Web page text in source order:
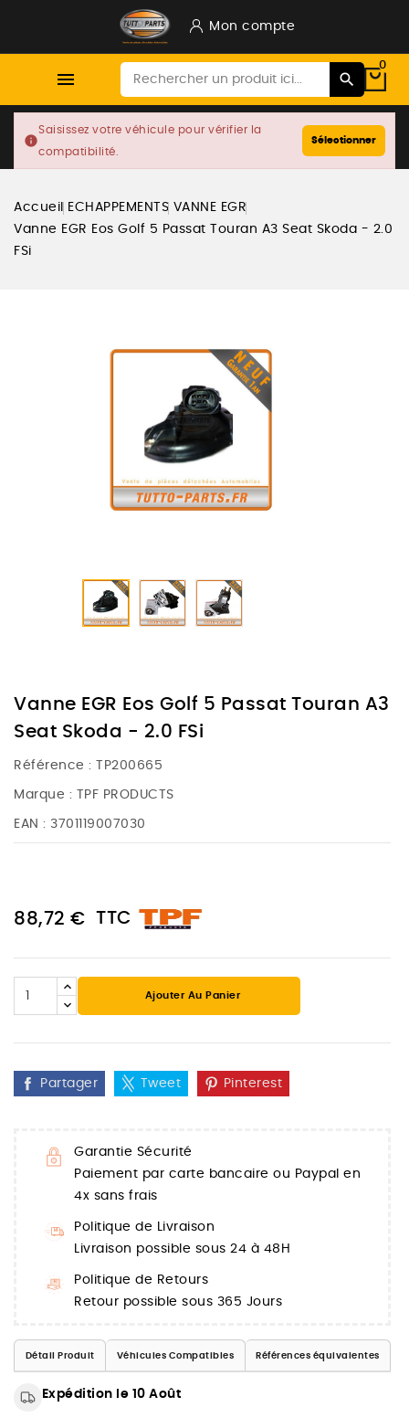
Mon compte

0
info
Saisissez votre véhicule pour vérifier la
compatibilité.
Sélectionner
Accueil ECHAPPEMENTS VANNE EGR
Vanne EGR Eos Golf 5 Passat Touran A3 Seat Skoda - 2.0
FSi
Vanne EGR Eos Golf 5 Passat Touran A3
Seat Skoda - 2.0 FSi
Référence : TP200665
Marque : TPF PRODUCTS
EAN : 3701119007030
88,72 € TTC
Ajouter Au Panier
Partager Tweet Pinterest
Garantie Sécurité
Paiement par carte bancaire ou Paypal en
4x sans frais
Politique de Livraison
Livraison possible sous 24 à 48H
Politique de Retours
Retour possible sous 365 Jours
Détail Produit Véhicules Compatibles Références équivalentes
Expédition le 10 Août